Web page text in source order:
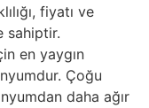
fiyatı ve
sahiptir.
en yaygın
Çoğu
daha ağır